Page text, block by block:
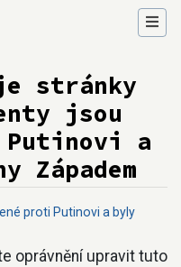
stránky
jsou
a
Západem
proti Putinovi a byly
oprávnění upravit tuto